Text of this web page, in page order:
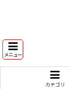
メニュー
カテゴリ